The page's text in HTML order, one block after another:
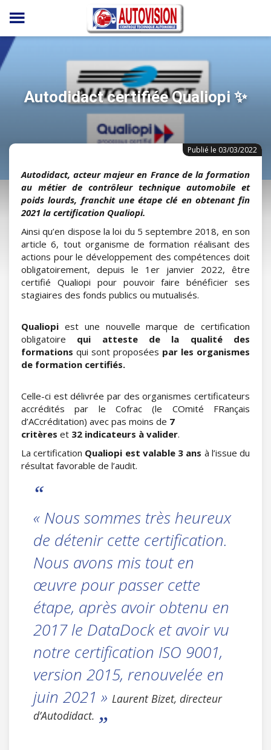
Panneau de gestion des cookies
Autodidact certifiée Qualiopi ✨
Publié le 03/03/2022
Autodidact, acteur majeur en France de la formation
au métier de contrôleur technique automobile et
poids lourds, franchit une étape clé en obtenant fin
2021 la certification Qualiopi.
Ainsi qu’en dispose la loi du 5 septembre 2018, en son
article 6, tout organisme de formation réalisant des
actions pour le développement des compétences doit
obligatoirement, depuis le 1er janvier 2022, être
certifié Qualiopi pour pouvoir faire bénéficier ses
stagiaires des fonds publics ou mutualisés.
Qualiopi est une nouvelle marque de certification
obligatoire qui atteste de la qualité des
formations qui sont proposées par les organismes
de formation certifiés.
Celle-ci est délivrée par des organismes certificateurs
accrédités par le Cofrac (le COmité FRançais
d’ACcréditation) avec pas moins de 7
critères et 32 indicateurs à valider.
La certification Qualiopi est valable 3 ans à l’issue du
résultat favorable de l’audit.
« Nous sommes très heureux
de détenir cette certification.
Nous avons mis tout en
œuvre pour passer cette
étape, après avoir obtenu en
2017 le DataDock et avoir vu
notre certification ISO 9001,
version 2015, renouvelée en
juin 2021 » Laurent Bizet, directeur
d’Autodidact.